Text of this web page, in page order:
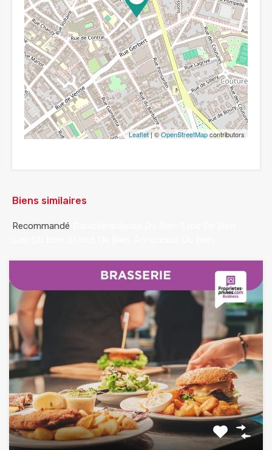
Leaflet| ©OpenStreetMapcontributors
Biens similaires
Recommandé